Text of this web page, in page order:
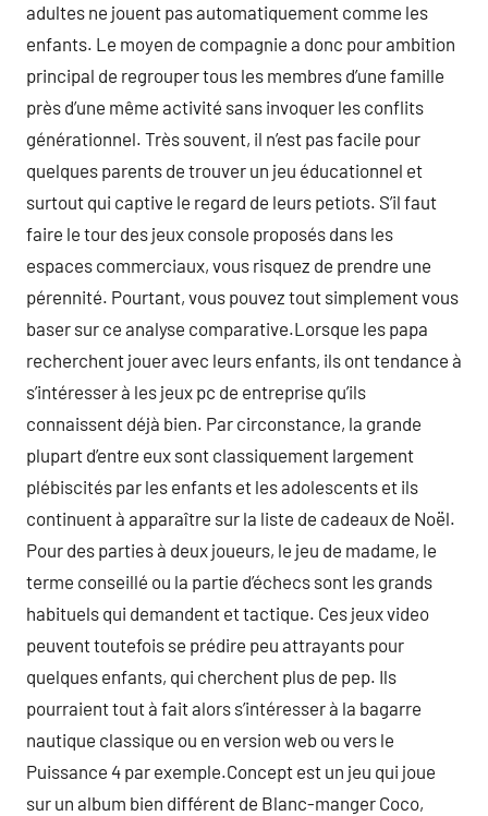
adultes ne jouent pas automatiquement comme les
enfants. Le moyen de compagnie a donc pour ambition
principal de regrouper tous les membres d’une famille
près d’une même activité sans invoquer les conflits
générationnel. Très souvent, il n’est pas facile pour
quelques parents de trouver un jeu éducationnel et
surtout qui captive le regard de leurs petiots. S’il faut
faire le tour des jeux console proposés dans les
espaces commerciaux, vous risquez de prendre une
pérennité. Pourtant, vous pouvez tout simplement vous
baser sur ce analyse comparative.Lorsque les papa
recherchent jouer avec leurs enfants, ils ont tendance à
s’intéresser à les jeux pc de entreprise qu’ils
connaissent déjà bien. Par circonstance, la grande
plupart d’entre eux sont classiquement largement
plébiscités par les enfants et les adolescents et ils
continuent à apparaître sur la liste de cadeaux de Noël.
Pour des parties à deux joueurs, le jeu de madame, le
terme conseillé ou la partie d’échecs sont les grands
habituels qui demandent et tactique. Ces jeux video
peuvent toutefois se prédire peu attrayants pour
quelques enfants, qui cherchent plus de pep. Ils
pourraient tout à fait alors s’intéresser à la bagarre
nautique classique ou en version web ou vers le
Puissance 4 par exemple.Concept est un jeu qui joue
sur un album bien différent de Blanc-manger Coco,